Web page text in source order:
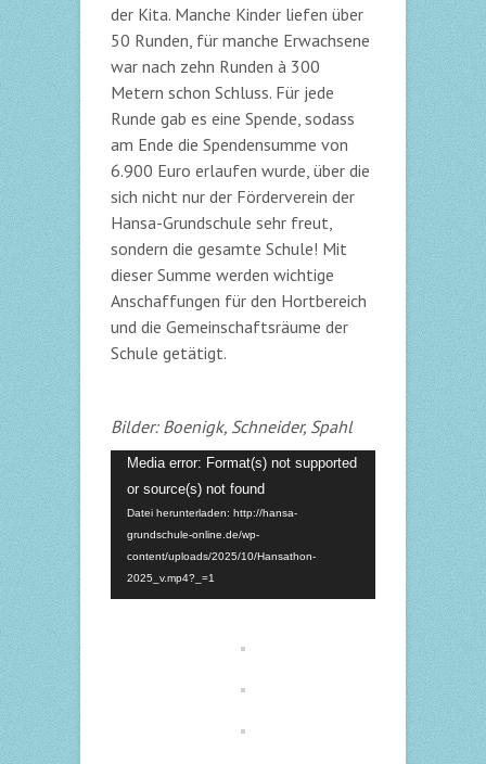
der Kita. Manche Kinder liefen über
50 Runden, für manche Erwachsene
war nach zehn Runden à 300
Metern schon Schluss. Für jede
Runde gab es eine Spende, sodass
am Ende die Spendensumme von
6.900 Euro erlaufen wurde, über die
sich nicht nur der Förderverein der
Hansa-Grundschule sehr freut,
sondern die gesamte Schule! Mit
dieser Summe werden wichtige
Anschaffungen für den Hortbereich
und die Gemeinschaftsräume der
Schule getätigt.
Bilder: Boenigk, Schneider, Spahl
Video-
Player
Media error: Format(s) not supported
or source(s) not found
Datei herunterladen: http://hansa-
grundschule-online.de/wp-
content/uploads/2025/10/Hansathon-
2025_v.mp4?_=1